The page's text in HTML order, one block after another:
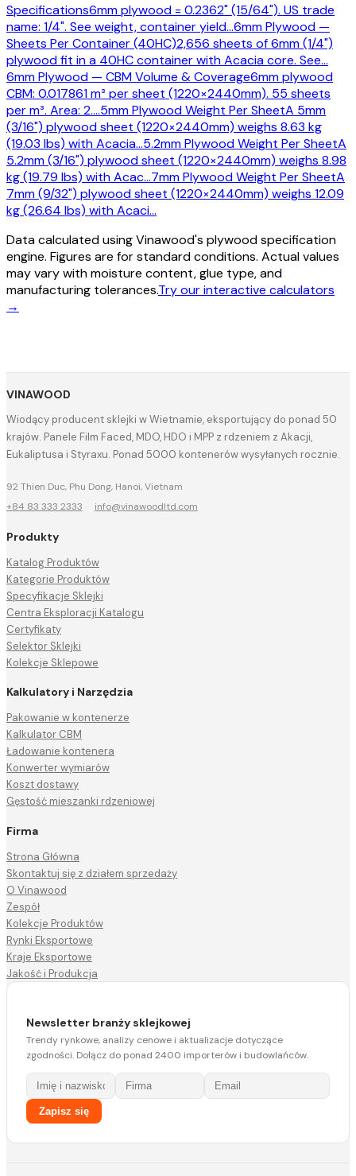
Specifications6mm plywood = 0.2362" (15/64"). US trade
name: 1/4". See weight, container yield…6mm Plywood —
Sheets Per Container (40HC)2,656 sheets of 6mm (1/4")
plywood fit in a 40HC container with Acacia core. See…
6mm Plywood — CBM Volume & Coverage6mm plywood
CBM: 0.017861 m³ per sheet (1220×2440mm). 55 sheets
per m³. Area: 2.…5mm Plywood Weight Per SheetA 5mm
(3/16") plywood sheet (1220×2440mm) weighs 8.63 kg
(19.03 lbs) with Acacia…5.2mm Plywood Weight Per SheetA
5.2mm (3/16") plywood sheet (1220×2440mm) weighs 8.98
kg (19.79 lbs) with Acac…7mm Plywood Weight Per SheetA
7mm (9/32") plywood sheet (1220×2440mm) weighs 12.09
kg (26.64 lbs) with Acaci…
Data calculated using Vinawood's plywood specification
engine. Figures are for standard conditions. Actual values
may vary with moisture content, glue type, and
manufacturing tolerances.Try our interactive calculators
→
VINAWOOD
Wiodący producent sklejki w Wietnamie, eksportujący do ponad 50
krajów. Panele Film Faced, MDO, HDO i MPP z rdzeniem z Akacji,
Eukaliptusa i Styraxu. Ponad 5000 kontenerów wysyłanych rocznie.
92 Thien Duc, Phu Dong, Hanoi, Vietnam
+84 83 333 2333 · info@vinawoodltd.com
Produkty
Katalog Produktów
Kategorie Produktów
Specyfikacje Sklejki
Centra Eksploracji Katalogu
Certyfikaty
Selektor Sklejki
Kolekcje Sklepowe
Kalkulatory i Narzędzia
Pakowanie w kontenerze
Kalkulator CBM
Ładowanie kontenera
Konwerter wymiarów
Koszt dostawy
Gęstość mieszanki rdzeniowej
Firma
Strona Główna
Skontaktuj się z działem sprzedaży
O Vinawood
Zespół
Kolekcje Produktów
Rynki Eksportowe
Kraje Eksportowe
Jakość i Produkcja
Newsletter branży sklejkowej
Trendy rynkowe, analizy cenowe i aktualizacje dotyczące
zgodności. Dołącz do ponad 2400 importerów i budowlańców.
Zapisz się